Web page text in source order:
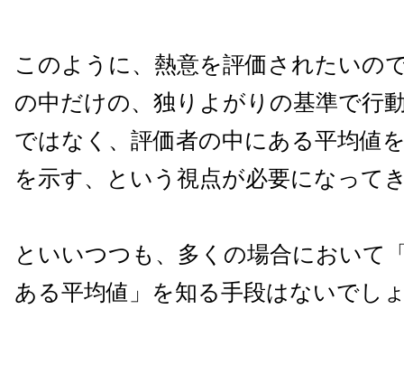
このように、熱意を評価されたいの
の中だけの、独りよがりの基準で行
ではなく、評価者の中にある平均値
を示す、という視点が必要になって
といいつつも、多くの場合において
ある平均値」を知る手段はないでし